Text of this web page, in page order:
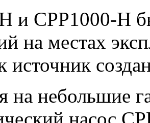
и СPP1000-H
на местах
источник
на небольшие